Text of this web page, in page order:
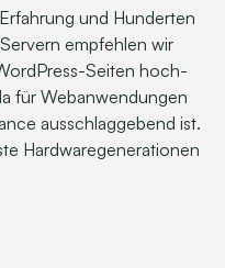
und Hunderten
empfehlen wir
Seiten hoch­
für Webanwendungen
ausschlag­gebend ist.
Hardware­generationen